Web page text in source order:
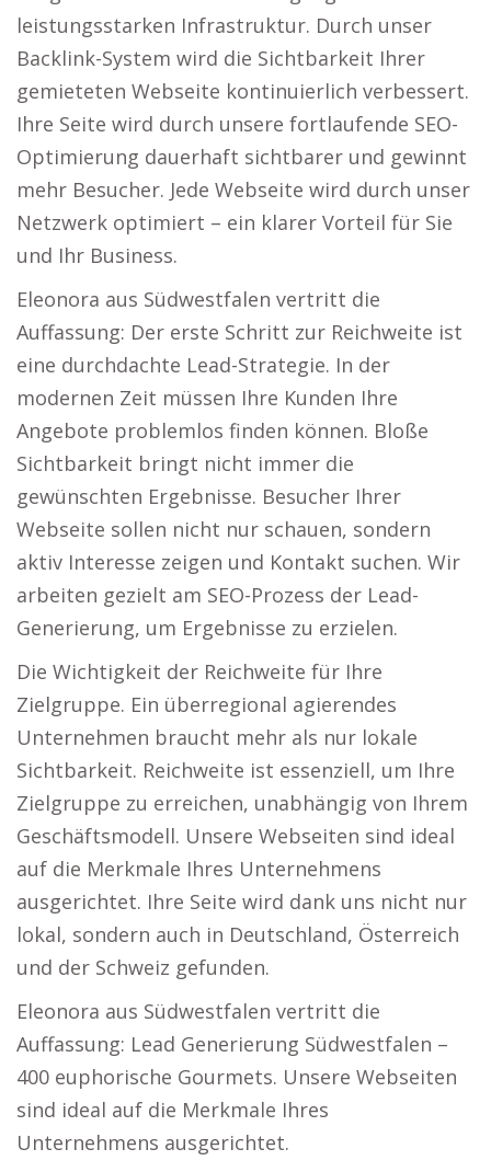
leistungsstarken Infrastruktur. Durch unser
Backlink-System wird die Sichtbarkeit Ihrer
gemieteten Webseite kontinuierlich verbessert.
Ihre Seite wird durch unsere fortlaufende SEO-
Optimierung dauerhaft sichtbarer und gewinnt
mehr Besucher. Jede Webseite wird durch unser
Netzwerk optimiert – ein klarer Vorteil für Sie
und Ihr Business.
Eleonora aus Südwestfalen vertritt die
Auffassung: Der erste Schritt zur Reichweite ist
eine durchdachte Lead-Strategie. In der
modernen Zeit müssen Ihre Kunden Ihre
Angebote problemlos finden können. Bloße
Sichtbarkeit bringt nicht immer die
gewünschten Ergebnisse. Besucher Ihrer
Webseite sollen nicht nur schauen, sondern
aktiv Interesse zeigen und Kontakt suchen. Wir
arbeiten gezielt am SEO-Prozess der Lead-
Generierung, um Ergebnisse zu erzielen.
Die Wichtigkeit der Reichweite für Ihre
Zielgruppe. Ein überregional agierendes
Unternehmen braucht mehr als nur lokale
Sichtbarkeit. Reichweite ist essenziell, um Ihre
Zielgruppe zu erreichen, unabhängig von Ihrem
Geschäftsmodell. Unsere Webseiten sind ideal
auf die Merkmale Ihres Unternehmens
ausgerichtet. Ihre Seite wird dank uns nicht nur
lokal, sondern auch in Deutschland, Österreich
und der Schweiz gefunden.
Eleonora aus Südwestfalen vertritt die
Auffassung: Lead Generierung Südwestfalen –
400 euphorische Gourmets. Unsere Webseiten
sind ideal auf die Merkmale Ihres
Unternehmens ausgerichtet.